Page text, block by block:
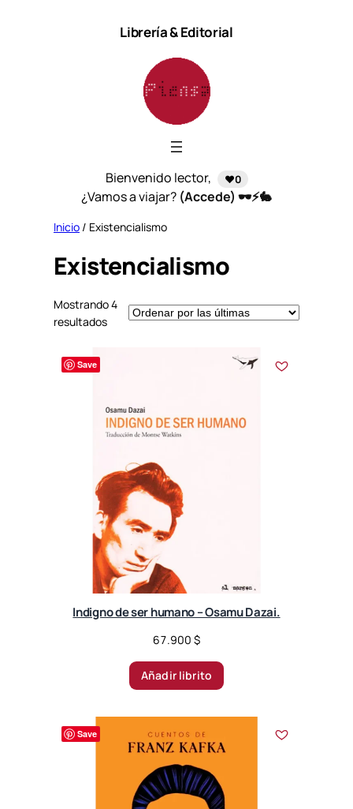
Librería & Editorial
Bienvenido lector, ❤️0
¿Vamos a viajar? (Accede) 🕶️⚡🐇
Inicio / Existencialismo
Existencialismo
Mostrando 4
resultadosS
d
b
y
a
e
s
t
Save
Indigno de ser humano – Osamu Dazai.
67.900 $
Añadir librito
Save